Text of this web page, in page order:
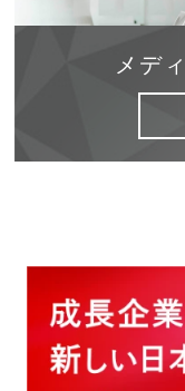
メデ